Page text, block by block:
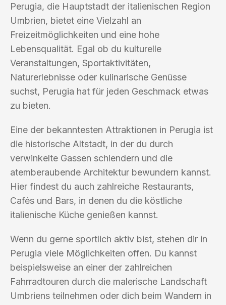
Perugia, die Hauptstadt der italienischen Region
Umbrien, bietet eine Vielzahl an
Freizeitmöglichkeiten und eine hohe
Lebensqualität. Egal ob du kulturelle
Veranstaltungen, Sportaktivitäten,
Naturerlebnisse oder kulinarische Genüsse
suchst, Perugia hat für jeden Geschmack etwas
zu bieten.
Eine der bekanntesten Attraktionen in Perugia ist
die historische Altstadt, in der du durch
verwinkelte Gassen schlendern und die
atemberaubende Architektur bewundern kannst.
Hier findest du auch zahlreiche Restaurants,
Cafés und Bars, in denen du die köstliche
italienische Küche genießen kannst.
Wenn du gerne sportlich aktiv bist, stehen dir in
Perugia viele Möglichkeiten offen. Du kannst
beispielsweise an einer der zahlreichen
Fahrradtouren durch die malerische Landschaft
Umbriens teilnehmen oder dich beim Wandern in